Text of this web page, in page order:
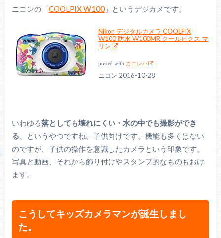
ニコンの「COOLPIX W100」というデジカメです。
Nikon デジタルカメラ COOLPIX
W100 防水 W100MR クールピクス マ
リン
posted with カエレバ
ニコン 2016-10-28
いわゆる落としても壊れにくい・水の中でも撮影ができ
る 、というやつですね。子供向けです。機能も多くはない
のですが、子供の操作を意識したカメラという印象です。
写真と動画、それから飾り付けやスタンプ的なものもおけ
ます。
こうしてキッズカメラマンが誕生しまし
た。